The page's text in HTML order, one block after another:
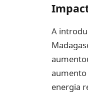
A
aumento
energia